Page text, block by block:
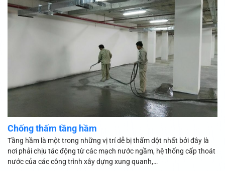
Chống thấm tầng hầm
Tầng hầm là một trong những vị trí dễ bị thấm dột nhất bởi đây là
nơi phải chịu tác động từ các mạch nước ngầm, hệ thống cấp thoát
nước của các công trình xây dựng xung quanh,…